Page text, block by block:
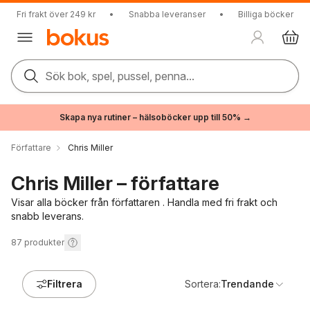
Fri frakt över 249 kr • Snabba leveranser • Billiga böcker
Sök bok, spel, pussel, penna...
Skapa nya rutiner – hälsoböcker upp till 50% →
Författare Chris Miller
Chris Miller – författare
Visar alla böcker från författaren . Handla med fri frakt och
snabb leverans.
87 produkter
Filtrera Sortera:Trendande